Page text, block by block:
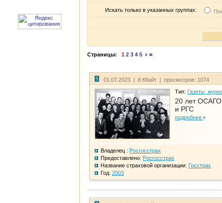
Искать только в указанных группах:
Страницы: 1 2 3 4 5
01.07.2023 | 8 Кбайт | просмотров: 1074
Тип: Газеты,
20 лет
и РГС
подробнее
Владелец : Росгосстрах
Предоставлено: Росгосстрах
Название страховой организации: Госстрах
Год: 2003